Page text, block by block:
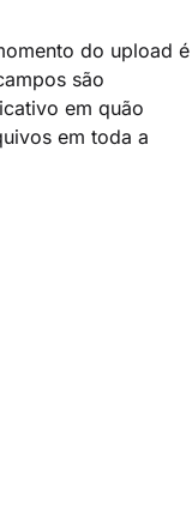
do upload é
são
em quão
em toda a